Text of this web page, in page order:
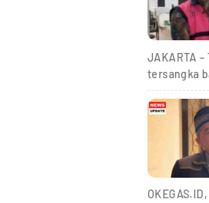
JAKARTA
tersangka